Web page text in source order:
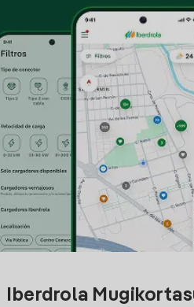
Iberdrola